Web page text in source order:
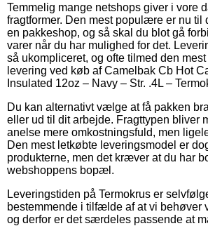
Temmelig mange netshops giver i vore
fragtformer. Den mest populære er nu til
en pakkeshop, og så skal du blot gå
varer når du har mulighed for det.
så ukompliceret, og ofte tilmed den
levering ved køb af Camelbak Cb Hot
Insulated 12oz – Navy – Str. .4L –
Du kan alternativt vælge at få pakken
eller ud til dit arbejde. Fragttypen bliver
anelse mere omkostningsfuld, men
Den mest letkøbte leveringsmodel er
produkterne, men det kræver at du har
webshoppens bopæl.
Leveringstiden på Termokrus er
bestemmende i tilfælde af at vi behøver
og derfor er det særdeles passende at